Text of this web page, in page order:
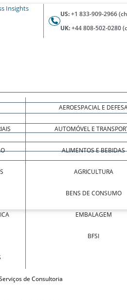
US:+1 833-909-2966
UK:+44 808-502-0280
AEROESPACIAL E
AUTOMÓVEL E
ALIMENTOS E BEBIDAS
AGRICULTURA
BENS DE CONSUMO
EMBALAGEM
BFSI
de Consultoria